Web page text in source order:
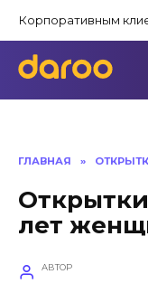
содержанию
Корпоративным
ГЛАВНАЯ »
лет
АВТОР